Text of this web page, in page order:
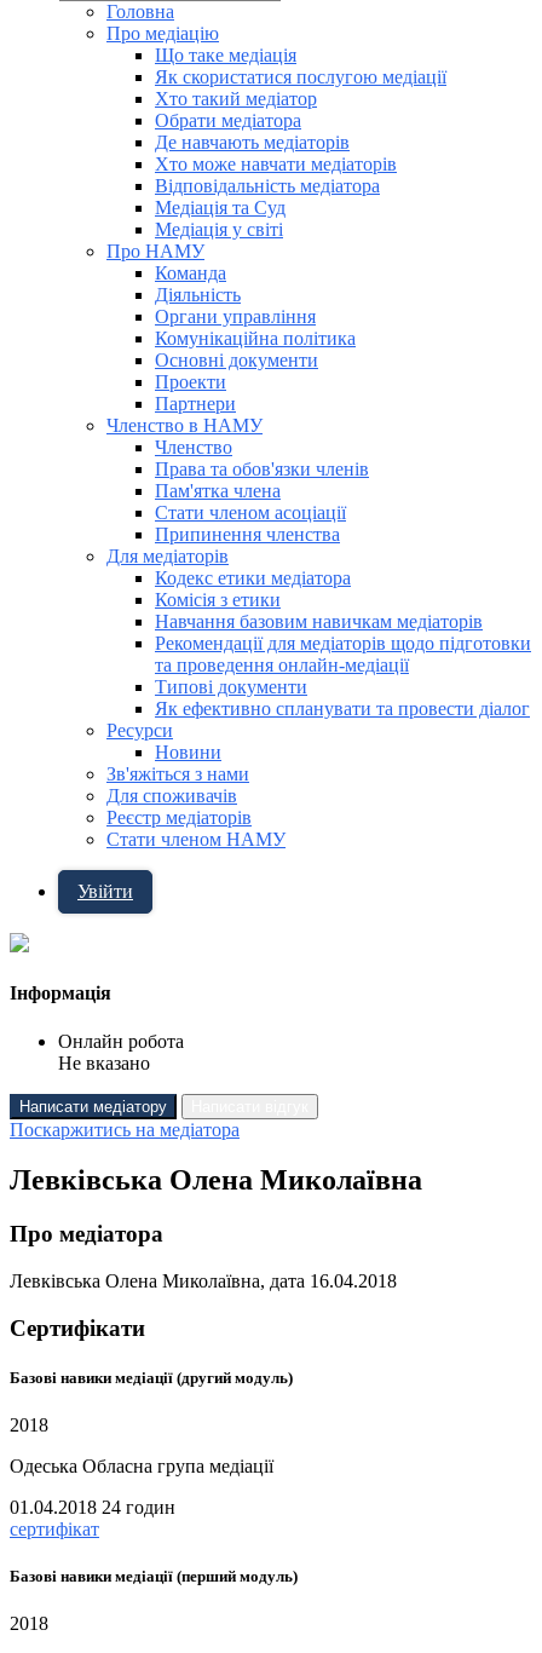
Головна
Про медіацію
Що таке медіація
Як скористатися послугою медіації
Хто такий медіатор
Обрати медіатора
Де навчають медіаторів
Хто може навчати медіаторів
Відповідальність медіатора
Медіація та Суд
Медіація у світі
Про НАМУ
Команда
Діяльність
Органи управління
Комунікаційна політика
Основні документи
Проекти
Партнери
Членство в НАМУ
Членство
Права та обов'язки членів
Пам'ятка члена
Стати членом асоціації
Припинення членства
Для медіаторів
Кодекс етики медіатора
Комісія з етики
Навчання базовим навичкам медіаторів
Рекомендації для медіаторів щодо підготовки
та проведення онлайн-медіації
Типові документи
Як ефективно спланувати та провести діалог
Ресурси
Новини
Зв'яжіться з нами
Для споживачів
Реєстр медіаторів
Стати членом НАМУ
Увійти
Інформація
Онлайн робота
Не вказано
Написати медіатору
Поскаржитись на медіатора
Левківська Олена Миколаївна
Про медіатора
Левківська Олена Миколаївна, дата 16.04.2018
Сертифікати
Базові навики медіації (другий модуль)
2018
Одеська Обласна група медіації
01.04.2018 24 годин
сертифікат
Базові навики медіації (перший модуль)
2018